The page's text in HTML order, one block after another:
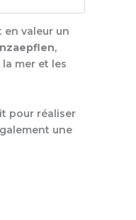
en valeur un
,
mer et les
pour réaliser
une